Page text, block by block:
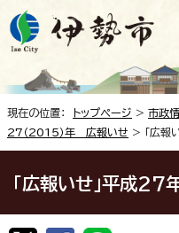
現在の位置： トップページ > 市政
27（2015）年 広報いせ > 「広報
「広報いせ」平成